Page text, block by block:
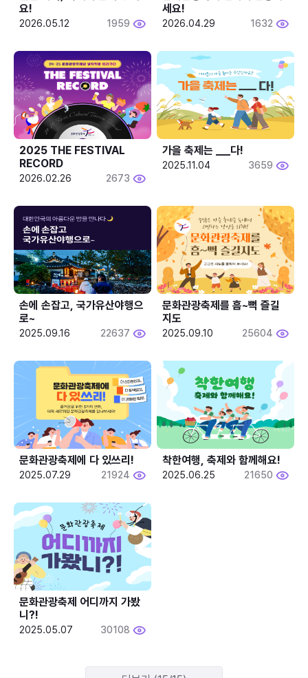
요!
2026.05.12 1959
세요!
2026.04.29 1632
2025 THE FESTIVAL
RECORD
2026.02.26 2673
2025.11.04 3659
손에 손잡고, 국가유산야행으
로~
2025.09.16 22637
문화관광축제를 흠~뻑 즐길
지도
2025.09.10 25604
문화관광축제에 다 있쓰리!
2025.07.29 21924
착한여행, 축제와 함께해요!
2025.06.25 21650
문화관광축제 어디까지 가봤
니?!
2025.05.07 30108